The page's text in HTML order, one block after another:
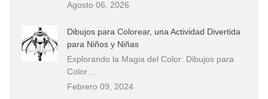
Agosto 06, 2026
Dibujos para Colorear, una Actividad Divertida
para Niños y Niñas
Explorando la Magia del Color: Dibujos para
Color…
Febrero 09, 2024